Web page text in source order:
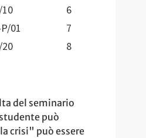
10
6
01
7
20 8
del seminario
può
crisi" può essere